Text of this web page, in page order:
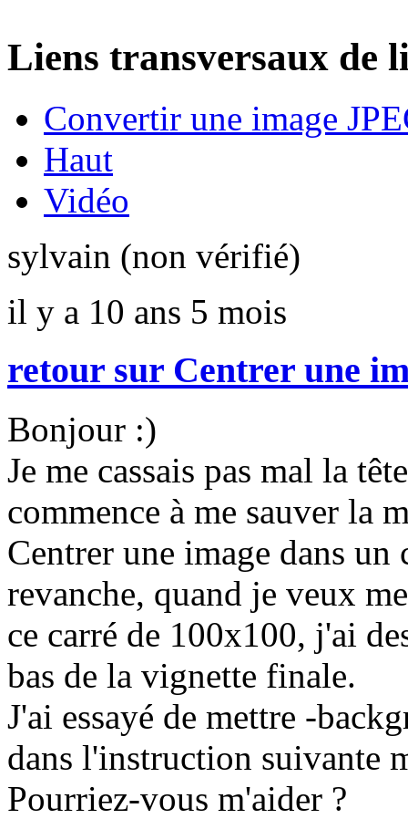
Liens transversaux de
Convertir une image
Haut
Vidéo
sylvain (non vérifié)
il y a 10 ans 5 mois
retour sur Centrer une
Bonjour :)
Je me cassais pas mal la
commence à me sauver la
Centrer une image dans
revanche, quand je veux
ce carré de 100x100, j'ai
bas de la vignette finale.
J'ai essayé de mettre -
dans l'instruction suivante
Pourriez-vous m'aider ?